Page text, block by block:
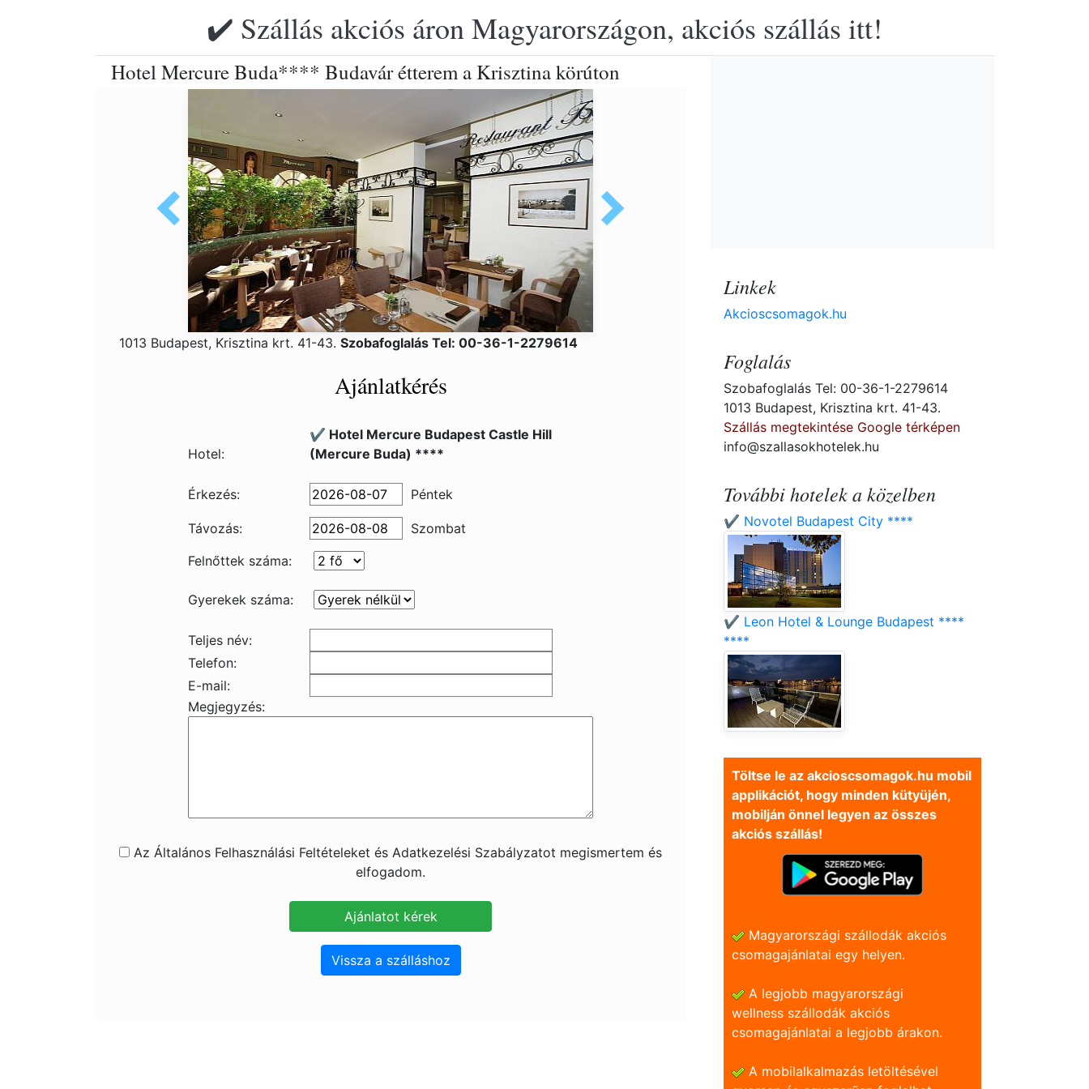
✔️ Szállás akciós áron Magyarországon, akciós szállás itt!
Hotel Mercure Buda**** Budavár étterem a Krisztina körúton
1013 Budapest, Krisztina krt. 41-43. Szobafoglalás Tel: 00-36-1-2279614
Ajánlatkérés
Hotel:
✔️ Hotel Mercure Budapest Castle Hill
(Mercure Buda) ****
Érkezés: Péntek
Távozás:
Szombat
Felnőttek száma:
Gyerekek száma:
Teljes név:
Telefon:
E-mail:
Megjegyzés:
Az Általános Felhasználási Feltételeket és Adatkezelési Szabályzatot megismertem és
elfogadom.
Vissza a szálláshoz
Linkek
Akcioscsomagok.hu
Foglalás
Szobafoglalás Tel: 00-36-1-2279614
1013 Budapest, Krisztina krt. 41-43.
Szállás megtekintése Google térképen
info@szallasokhotelek.hu
További hotelek a közelben
✔️ Novotel Budapest City ****
✔️ Leon Hotel & Lounge Budapest ****
****
Töltse le az akcioscsomagok.hu mobil
applikációt, hogy minden kütyüjén,
mobilján önnel legyen az összes
akciós szállás!
Magyarországi szállodák akciós
csomagajánlatai egy helyen.
A legjobb magyarországi
wellness szállodák akciós
csomagajánlatai a legjobb árakon.
A mobilalkalmazás letöltésével